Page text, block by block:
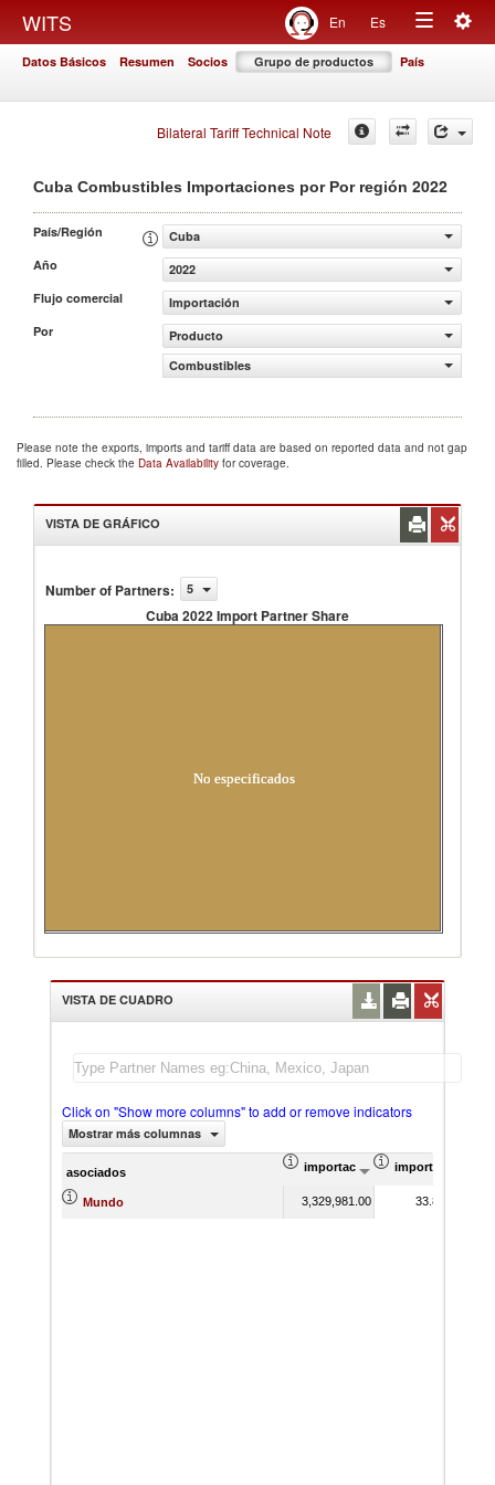
WITS En Es
Toggle
Datos Básicos Resumen Socios Grupo de productos País
Bilateral Tariff Technical Note
Cuba Combustibles Importaciones por Por región 2022
País/Región
Cuba
Año
2022
Flujo comercial
Importación
Por
Producto
Combustibles
Please note the exports, imports and tariff data are based on reported data and not gap
filled. Please check the Data Availability for coverage.
VISTA DE GRÁFICO
Number of Partners: 5
Cuba 2022 Import Partner Share
No especificados
VISTA DE CUADRO
Click on "Show more columns" to add or remove indicators
Mostrar más columnas
asociados importación Valor del comercio
importación
Mundo 3,329,981.00 33.86